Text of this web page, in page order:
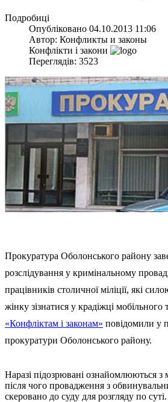
Подробиці
Опубліковано 04.10.2013 11:06
Автор: Конфликты и законы
Конфлікти і закони
Переглядів: 3523
Прокуратура Оболонського району
розслідування у кримінальному
працівників столичної міліції, які
жінку зізнатися у крадіжці
«Конфліктам і законам» повідомили у
прокуратури Оболонського району.
Наразі підозрювані ознайомлюються з
після чого провадження з
скеровано до суду для розгляду по суті.